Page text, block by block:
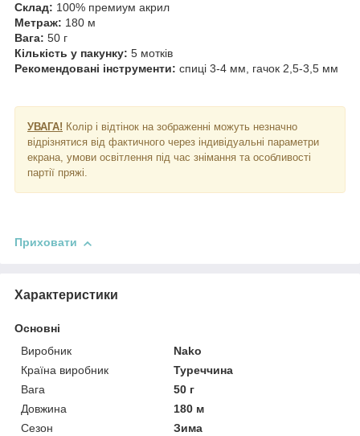
Склад: 100% премиум акрил
Метраж: 180 м
Вага: 50 г
Кількість у пакунку: 5 мотків
Рекомендовані інструменти: спиці 3-4 мм, гачок 2,5-3,5 мм
УВАГА! Колір і відтінок на зображенні можуть незначно
відрізнятися від фактичного через індивідуальні параметри
екрана, умови освітлення під час знімання та особливості
партії пряжі.
Приховати
Характеристики
Основні
Виробник
Nako
Країна виробник
Туреччина
Вага
50 г
Довжина
180 м
Сезон
Зима